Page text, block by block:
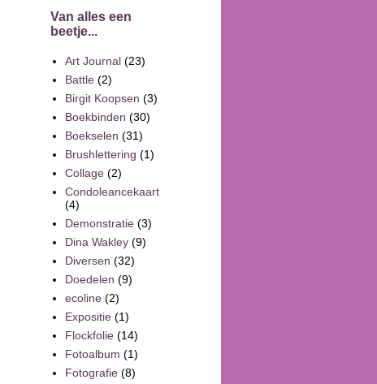
Van alles een
beetje...
Art Journal (23)
Battle (2)
Birgit Koopsen (3)
Boekbinden (30)
Boekselen (31)
Brushlettering (1)
Collage (2)
Condoleancekaart
(4)
Demonstratie (3)
Dina Wakley (9)
Diversen (32)
Doedelen (9)
ecoline (2)
Expositie (1)
Flockfolie (14)
Fotoalbum (1)
Fotografie (8)